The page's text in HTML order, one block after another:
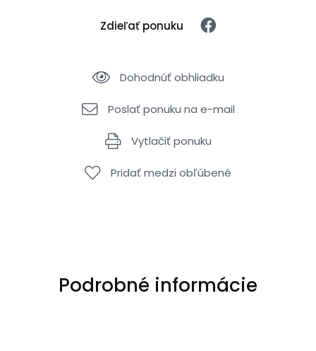
Zdieľať ponuku
Dohodnúť obhliadku
Poslať ponuku na e-mail
Vytlačiť ponuku
Pridať medzi obľúbené
Podrobné informácie